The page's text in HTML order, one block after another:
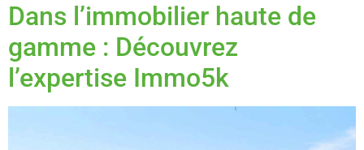
Dans l’immobilier haute de
gamme : Découvrez
l’expertise Immo5k